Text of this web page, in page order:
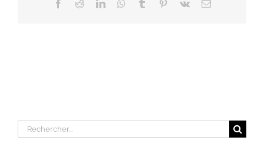
Facebook
RedditLinkedInWhatsApp
Tumblr Pinterest
Vk Email
Rechercher: